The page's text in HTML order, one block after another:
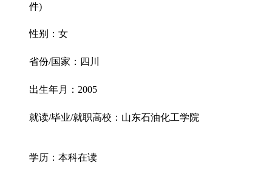
件)
性别：女
省份/国家：四川
出生年月：2005
就读/毕业/就职高校：山东石油化工学院
学历：本科在读